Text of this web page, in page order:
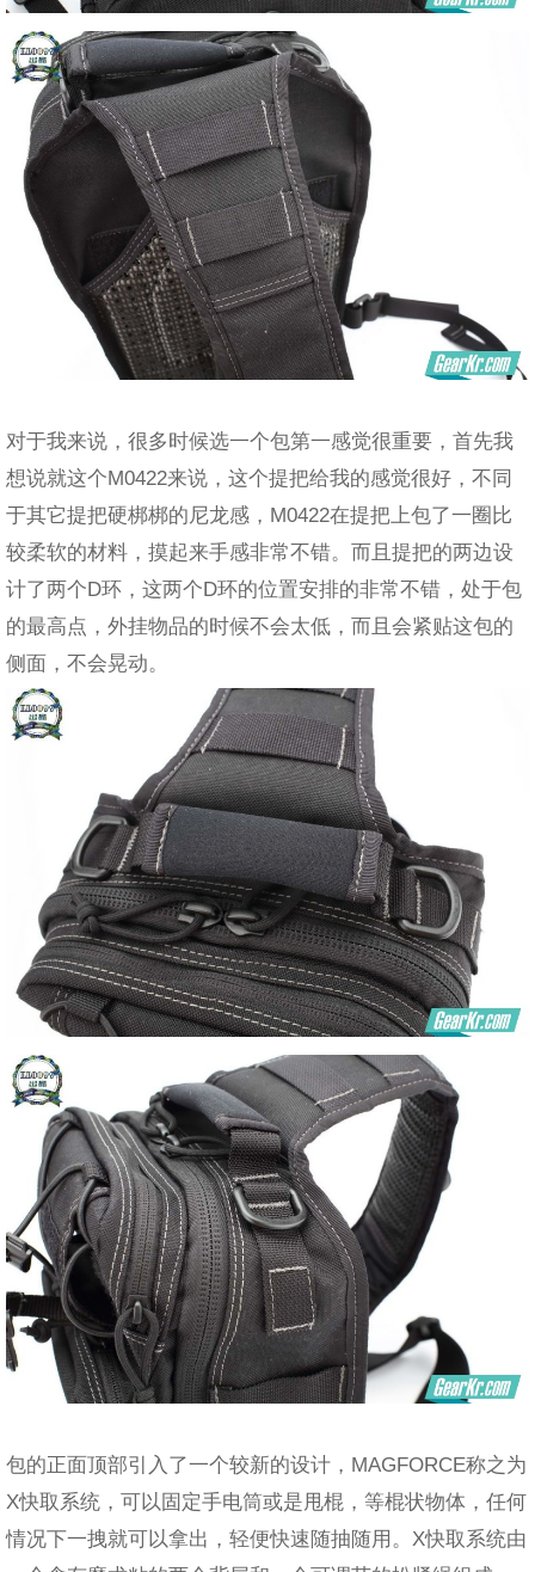
对于我来说，很多时候选一个包第一感觉很重要，首先我
想说就这个M0422来说，这个提把给我的感觉很好，不同
于其它提把硬梆梆的尼龙感，M0422在提把上包了一圈比
较柔软的材料，摸起来手感非常不错。而且提把的两边设
计了两个D环，这两个D环的位置安排的非常不错，处于包
的最高点，外挂物品的时候不会太低，而且会紧贴这包的
侧面，不会晃动。
包的正面顶部引入了一个较新的设计，MAGFORCE称之为
X快取系统，可以固定手电筒或是甩棍，等棍状物体，任何
情况下一拽就可以拿出，轻便快速随抽随用。X快取系统由